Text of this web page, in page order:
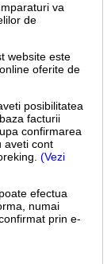
va
de
website este
oferite de
posibilitatea
facturii
confirmarea
aveti cont
(Vezi
efectua
numai
prin e-